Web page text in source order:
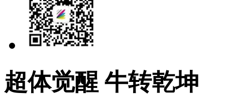
超体觉醒 牛转乾坤